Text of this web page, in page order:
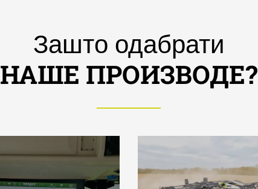
Зашто одабрати
НАШЕ ПРОИЗВОДЕ?